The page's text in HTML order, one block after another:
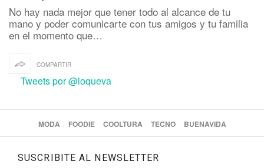
No hay nada mejor que tener todo al alcance de tu
mano y poder comunicarte con tus amigos y tu familia
en el momento que…
COMPARTIR
Tweets por @loqueva
MODA FOODIE COOLTURA TECNO BUENAVIDA
SUSCRIBITE AL NEWSLETTER